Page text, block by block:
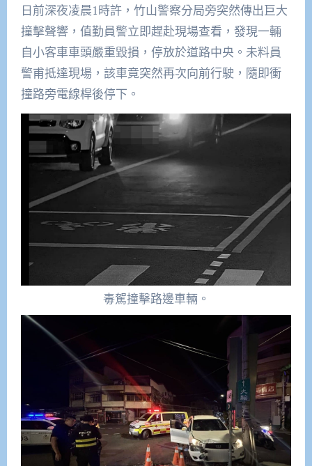
日前深夜凌晨1時許，竹山警察分局旁突然傳出巨大
撞擊聲響，值勤員警立即趕赴現場查看，發現一輛
自小客車車頭嚴重毀損，停放於道路中央。未料員
警甫抵達現場，該車竟突然再次向前行駛，隨即衝
撞路旁電線桿後停下。
毒駕撞擊路邊車輛。